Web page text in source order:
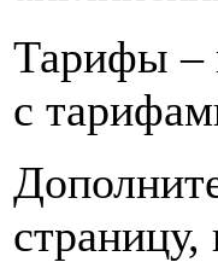
Тарифы –
с